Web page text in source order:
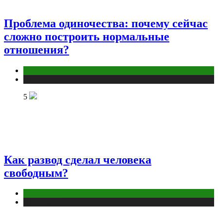
Проблема одиночества: почему сейчас
сложно построить нормальные
отношения?
5
Как развод сделал человека
свободным?